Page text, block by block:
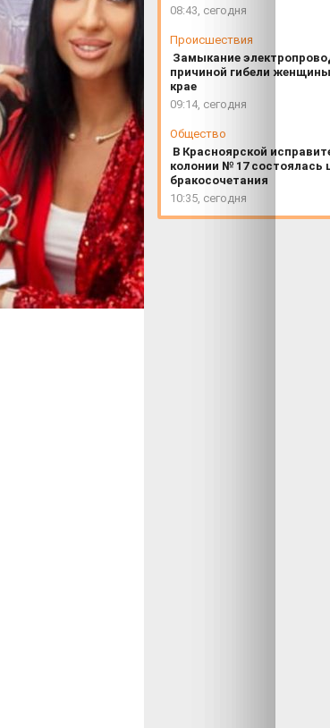
08:43, сегодня
Происшествия
Замыкание
причиной гибели
крае
09:14, сегодня
Общество
В Красноярской
колонии № 17 состоялась
бракосочетания
10:35, сегодня